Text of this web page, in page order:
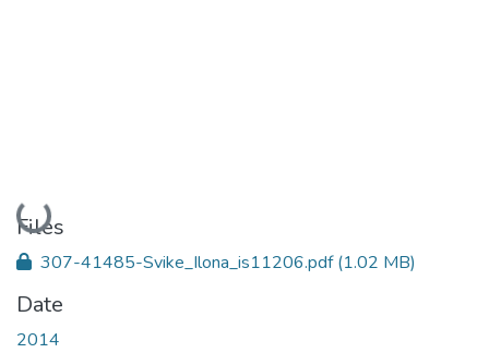
Loading...
Files
307-41485-Svike_Ilona_is11206.pdf(1.02 MB)
Date
2014